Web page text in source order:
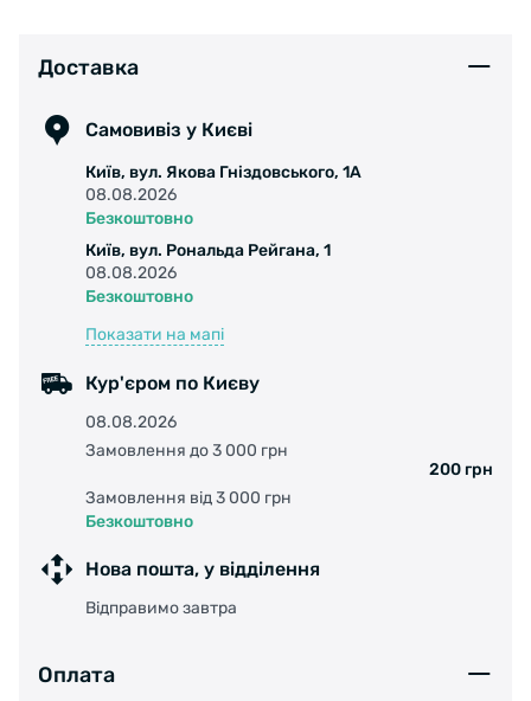
Материал: Натуральная перфорированная
кожа, липучка Velcro, полиуретан (PU);
Количество протекторов: 1 шт;
Размер: M, L, XL.
Доставка
Самовивіз у Києві
Київ, вул. Якова Гніздовського, 1А
08.08.2026
Безкоштовно
Київ, вул. Рональда Рейгана, 1
08.08.2026
Безкоштовно
Показати на мапі
Кур'єром по Києву
08.08.2026
Замовлення до 3 000 грн
200 грн
Замовлення від 3 000 грн
Безкоштовно
Нова пошта, у відділення
Відправимо завтра
Оплата